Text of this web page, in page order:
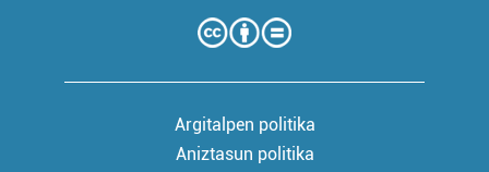
Argitalpen politika
Aniztasun politika